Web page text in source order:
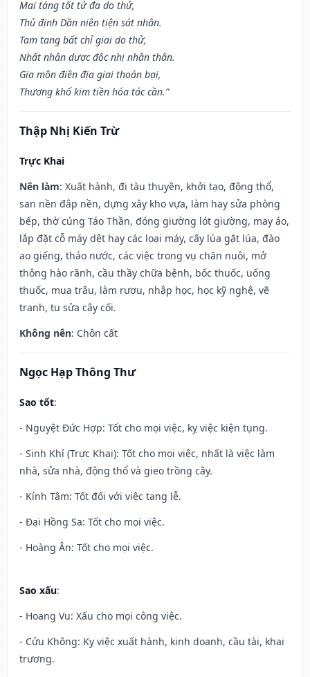
Mai táng tốt tử đa do thử,
Thủ định Dần niên tiện sát nhân.
Tam tang bất chỉ giai do thử,
Nhất nhân dược độc nhị nhân thân.
Gia môn điền địa giai thoán bại,
Thương khố kim tiền hóa tác cần.”
Thập Nhị Kiến Trừ
Trực Khai
Nên làm: Xuất hành, đi tàu thuyền, khởi tạo, động thổ,
san nền đắp nền, dựng xây kho vựa, làm hay sửa phòng
bếp, thờ cúng Táo Thần, đóng giường lót giường, may áo,
lắp đặt cỗ máy dệt hay các loại máy, cấy lúa gặt lúa, đào
ao giếng, tháo nước, các việc trong vụ chăn nuôi, mở
thông hào rãnh, cầu thầy chữa bệnh, bốc thuốc, uống
thuốc, mua trâu, làm rượu, nhập học, học kỹ nghệ, vẽ
tranh, tu sửa cây cối.
Không nên: Chôn cất
Ngọc Hạp Thông Thư
Sao tốt:
- Nguyệt Đức Hợp: Tốt cho mọi việc, kỵ việc kiện tụng.
- Sinh Khí (Trực Khai): Tốt cho mọi việc, nhất là việc làm
nhà, sửa nhà, động thổ và gieo trồng cây.
- Kính Tâm: Tốt đối với việc tang lễ.
- Đại Hồng Sa: Tốt cho mọi việc.
- Hoàng Ân: Tốt cho mọi việc.
Sao xấu:
- Hoang Vu: Xấu cho mọi công việc.
- Cửu Không: Kỵ việc xuất hành, kinh doanh, cầu tài, khai
trương.